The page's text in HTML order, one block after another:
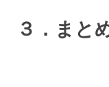
３．まと